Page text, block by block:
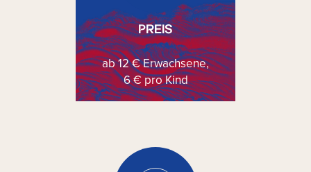
PREIS
ab 12 € Erwachsene,
6 € pro Kind